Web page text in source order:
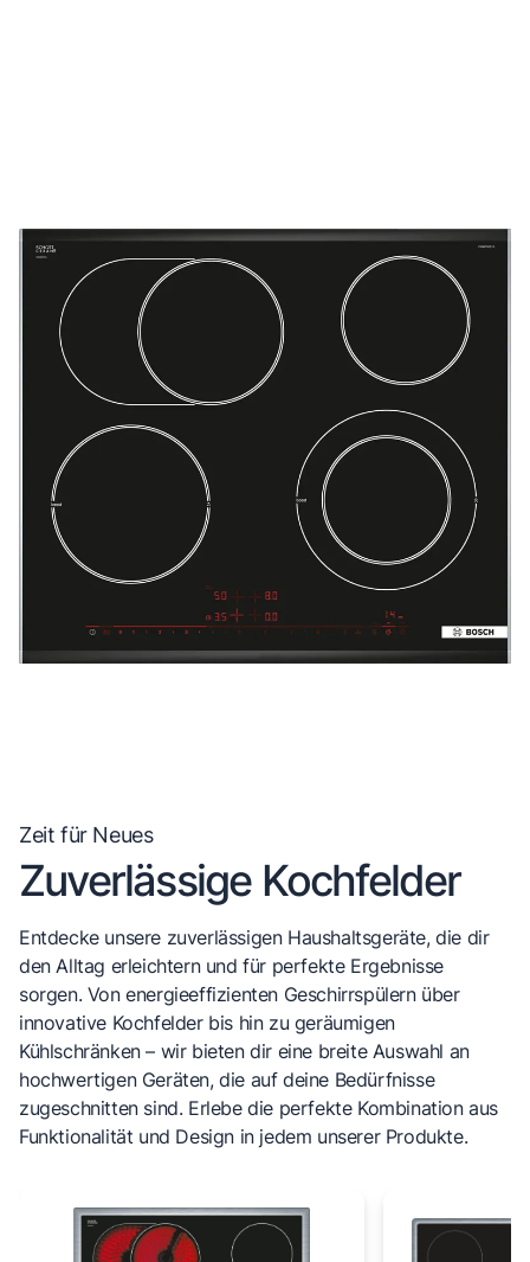
Zeit für Neues
Zuverlässige Kochfelder
Entdecke unsere zuverlässigen Haushaltsgeräte, die dir
den Alltag erleichtern und für perfekte Ergebnisse
sorgen. Von energieeffizienten Geschirrspülern über
innovative Kochfelder bis hin zu geräumigen
Kühlschränken – wir bieten dir eine breite Auswahl an
hochwertigen Geräten, die auf deine Bedürfnisse
zugeschnitten sind. Erlebe die perfekte Kombination aus
Funktionalität und Design in jedem unserer Produkte.